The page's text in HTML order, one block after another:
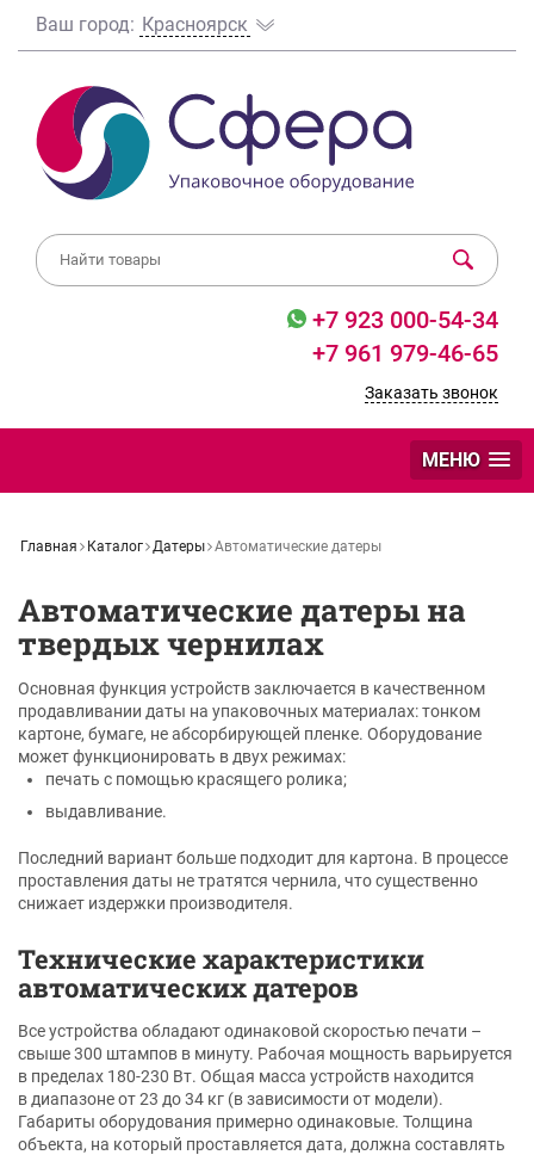
Ваш город: Красноярск
+7 923 000-54-34
+7 961 979-46-65
Заказать звонок
МЕНЮ
Главная Каталог Датеры Автоматические датеры
Автоматические датеры на
твердых чернилах
Основная функция устройств заключается в качественном
продавливании даты на упаковочных материалах: тонком
картоне, бумаге, не абсорбирующей пленке. Оборудование
может функционировать в двух режимах:
печать с помощью красящего ролика;
выдавливание.
Последний вариант больше подходит для картона. В процессе
проставления даты не тратятся чернила, что существенно
снижает издержки производителя.
Технические характеристики
автоматических датеров
Все устройства обладают одинаковой скоростью печати –
свыше 300 штампов в минуту. Рабочая мощность варьируется
в пределах 180-230 Вт. Общая масса устройств находится
в диапазоне от 23 до 34 кг (в зависимости от модели).
Габариты оборудования примерно одинаковые. Толщина
объекта, на который проставляется дата, должна составлять